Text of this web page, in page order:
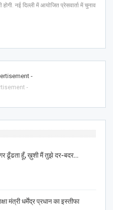
नई दिल्‍ली में आयोजित प्रेसवार्ता में चुनाव
-
ढूँढता हूँ, ख़ुशी मैं तुझे दर-बदर…
मंत्री धर्मेंद्र प्रधान का इस्तीफा